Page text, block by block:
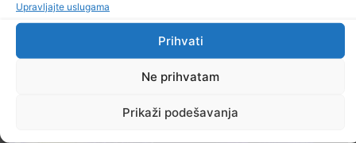
Upravljajte uslugama
Prihvati
Ne prihvatam
Prikaži podešavanja
7. Augusta 2026.